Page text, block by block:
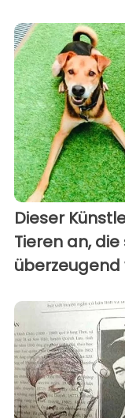
Dieser
Tieren an,
überzeugend